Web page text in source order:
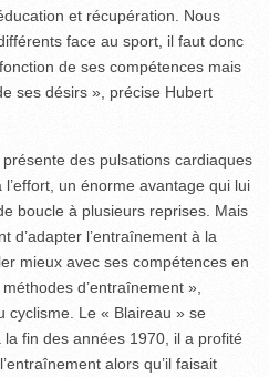
et récupération. Nous
face au sport, il faut donc
de ses compétences mais
ses désirs », précise Hubert
des pulsations cardiaques
un énorme avantage qui lui
boucle à plusieurs reprises. Mais
d’adapter l’entraînement à la
mieux avec ses compétences en
d’entraînement »,
cyclisme. Le « Blaireau » se
fin des années 1970, il a profité
alors qu’il faisait